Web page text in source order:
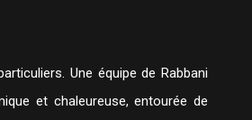
Une équipe de Rabbani
et chaleureuse, entourée de